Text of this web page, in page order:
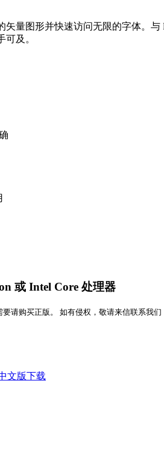
量图形并快速访问无限的字体。与
及。
或 Intel Core 处理器
请购买正版。 如有侵权，敬请来信联系我